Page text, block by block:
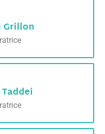
Grillon